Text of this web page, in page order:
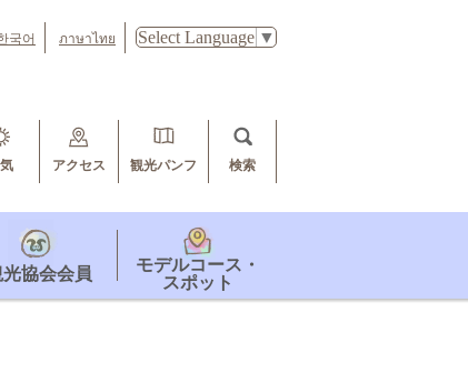
국어 ภาษาไทย Select Language ▼
アクセス 観光パンフ 検索
光協会会員
モデルコース・
スポット